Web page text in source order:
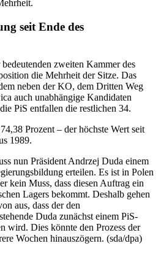
seit Ende des
zweiten Kammer des
die Mehrheit der Sitze. Das
neben der KO, dem Dritten Weg
auch unabhängige Kandidaten
PiS entfallen die restlichen 34.
Prozent – der höchste Wert seit
1989.
nun Präsident Andrzej Duda einem
erteilen. Es ist in Polen
kein Muss, dass diesen Auftrag ein
Lagers bekommt. Deshalb gehen
aus, dass der den
Duda zunächst einem PiS-
wird. Dies könnte den Prozess der
Wochen hinauszögern. (sda/dpa)